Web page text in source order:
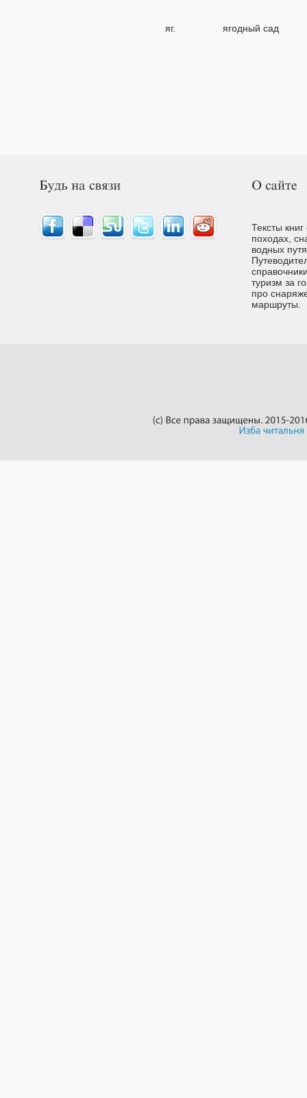
яг. ягодный сад
Тексты
походах,
водных
туризм за
про
маршруты.